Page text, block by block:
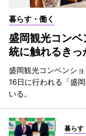
暮らす・働く
盛岡観光コン
統に触れるきっ
盛岡観光コンベンシ
16日に行われる「盛
いる。
暮らす